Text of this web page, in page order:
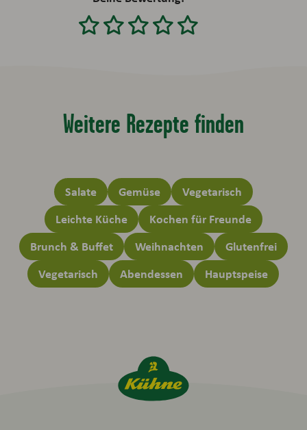
Weitere Rezepte finden
Salate Gemüse
Vegetarisch
Leichte Küche
Kochen für Freunde
Brunch & Buffet
Weihnachten
Glutenfrei
Vegetarisch
Abendessen Hauptspeise